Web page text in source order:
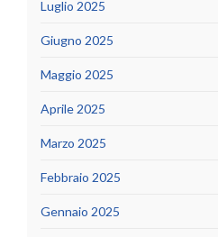
Luglio 2025
Giugno 2025
Maggio 2025
Aprile 2025
Marzo 2025
Febbraio 2025
Gennaio 2025